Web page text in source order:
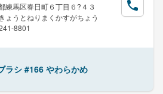
練馬区春日町６丁目６?４３
ょうとねりまくかすがちょう
8801
ラシ #166 やわらかめ